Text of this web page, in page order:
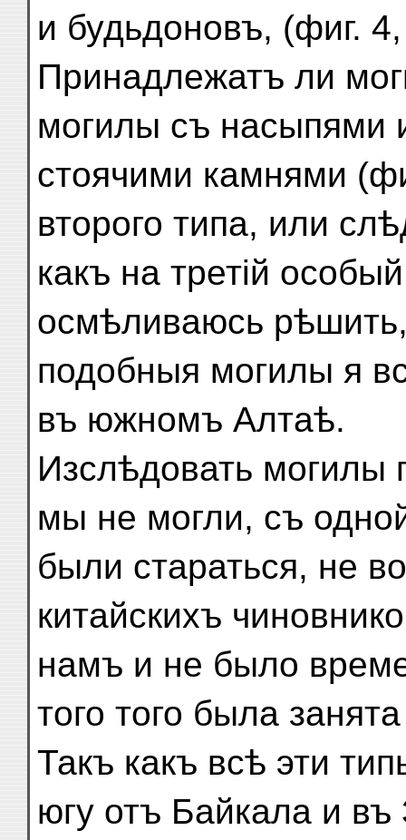
и будьдоновъ, (фиг.
Принадлежатъ ли
могилы съ насыпями
стоячими камнями
второго типа, или
какъ на третій
осмѣливаюсь
подобныя могилы я
въ южномъ Алтаѣ.
Изслѣдовать могилы
мы не могли, съ
были стараться, не
китайскихъ
намъ и не было
того того была
Такъ какъ всѣ эти
югу отъ Байкала и